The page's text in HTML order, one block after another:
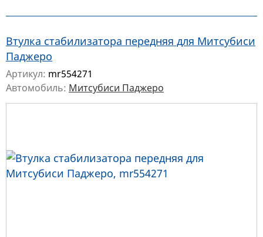
Втулка стабилизатора передняя для Митсубиси
Паджеро
Артикул: mr554271
Автомобиль: Митсубиси Паджеро